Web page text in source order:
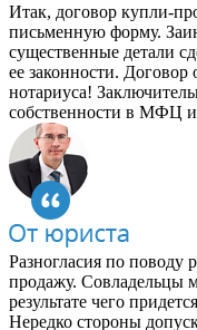
Итак, договор купли-
письменную форму.
существенные детали
ее законности. Договор
нотариуса!
собственности в МФЦ
Разногласия по поводу
продажу. Совладельцы
результате чего
Нередко стороны